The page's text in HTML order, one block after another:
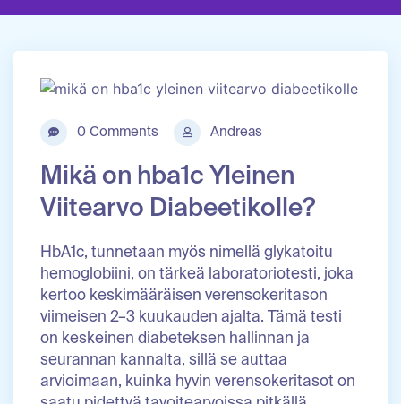
0 Comments Andreas
Mikä on hba1c Yleinen
Viitearvo Diabeetikolle?
HbA1c, tunnetaan myös nimellä glykatoitu
hemoglobiini, on tärkeä laboratoriotesti, joka
kertoo keskimääräisen verensokeritason
viimeisen 2–3 kuukauden ajalta. Tämä testi
on keskeinen diabeteksen hallinnan ja
seurannan kannalta, sillä se auttaa
arvioimaan, kuinka hyvin verensokeritasot on